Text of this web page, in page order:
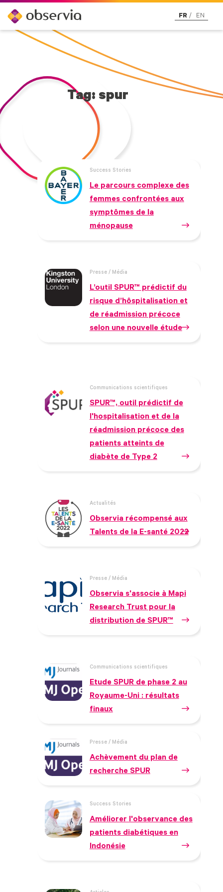
FR EN
Tag: spur
Success Stories
Le parcours complexe des
femmes confrontées aux
symptômes de la
ménopause
Presse / Média
L’outil SPUR™ prédictif du
risque d’hôspitalisation et
de réadmission précoce
selon une nouvelle étude
Communications scientifiques
SPUR™, outil prédictif de
l'hospitalisation et de la
réadmission précoce des
patients atteints de
diabète de Type 2
Actualités
Observia récompensé aux
Talents de la E-santé 2022
Presse / Média
Observia s'associe à Mapi
Research Trust pour la
distribution de SPUR™
Communications scientifiques
Etude SPUR de phase 2 au
Royaume-Uni : résultats
finaux
Presse / Média
Achèvement du plan de
recherche SPUR
Success Stories
Améliorer l'observance des
patients diabétiques en
Indonésie